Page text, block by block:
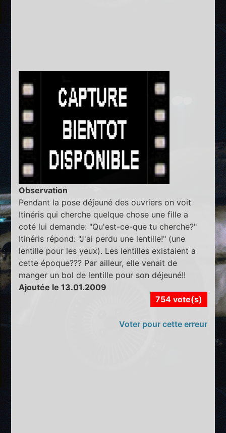
Observation
Pendant la pose déjeuné des ouvriers on voit
Itinéris qui cherche quelque chose une fille a
coté lui demande: "Qu'est-ce-que tu cherche?"
Itinéris répond: "J'ai perdu une lentille!" (une
lentille pour les yeux). Les lentilles existaient a
cette époque??? Par ailleur, elle venait de
manger un bol de lentille pour son déjeuné!!
Ajoutée le 13.01.2009
754 vote(s)
Voter pour cette erreur